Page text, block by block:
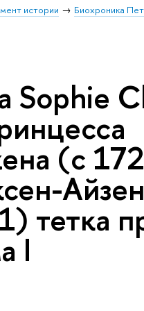
истории Биохроника
(с
тетка
I